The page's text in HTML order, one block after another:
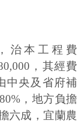
治本工程費
，其經費
中央及省府補
，地方負擔
六成，宜蘭農